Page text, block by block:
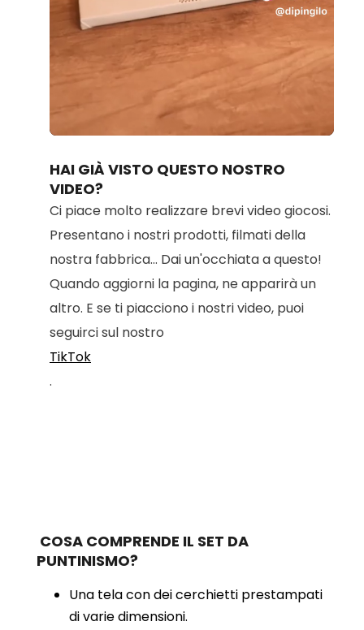
Loaded
100.00%
HAI GIÀ VISTO QUESTO NOSTRO
VIDEO?
Ci piace molto realizzare brevi video giocosi.
Presentano i nostri prodotti, filmati della
nostra fabbrica... Dai un'occhiata a questo!
Quando aggiorni la pagina, ne apparirà un
altro. E se ti piacciono i nostri video, puoi
seguirci sul nostro
TikTok
.
COSA COMPRENDE IL SET DA
PUNTINISMO?
Una tela con dei cerchietti prestampati
di varie dimensioni.